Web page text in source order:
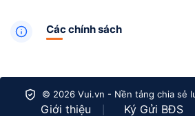
Các chính sách
© 2026 Vui.vn - Nền tảng chia sẻ
Giới thiệu Ký Gửi BĐS